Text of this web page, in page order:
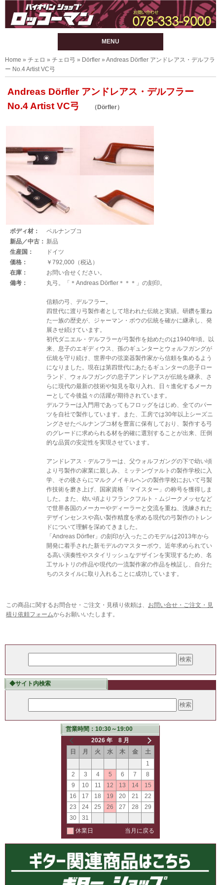
MENU
Home » チェロ » チェロ弓 » Dörfler » Andreas Dörfler アンドレアス・デルフラ
ー No.4 Artist VC弓
Andreas Dörfler アンドレアス・デルフラー
No.4 Artist VC弓
（Dörfler）
ボディ材：
ペルナンブコ
新品／中古： 新品
生産国：
ドイツ
価格：
￥792,000（税込）
在庫：
お問い合せください。
備考：
丸弓。「＊Andreas Dörfler＊＊＊」の刻印。
信頼の弓、デルフラー。
四世代に渡り弓製作者として培われた伝統と実績。研鑽を重ね
た一族の歴史が、ジャーマン・ボウの伝統を確かに継承し、発
展させ続けています。
初代ダニエル・デルフラーが弓製作を始めたのは1940年頃。以
来、息子のエギディウス、孫のギュンターとウォルフガングが
伝統を守り続け、世界中の弦楽器製作家から信頼を集めるよう
になりました。現在は第四世代にあたるギュンターの息子ロー
ランド、ウォルフガングの息子アンドレアスが伝統を継承、さ
らに現代の最新の技術や知見を取り入れ、日々進化するメーカ
ーとして今後益々の活躍が期待されています。
デルフラーは入門用であってもフロッグをはじめ、全てのパー
ツを自社で製作しています。また、工房では30年以上シーズニ
ングさせたペルナンブコ材を豊富に保有しており、製作する弓
のグレードに求められる材を的確に選別することが出来、圧倒
的な品質の安定性を実現させています。
アンドレアス・デルフラーは、父ウォルフガングの下で幼い頃
より弓製作の家業に親しみ、ミッテンヴァルトの製作学校に入
学、その後さらにマルクノイキルヘンの製作学校において弓製
作技術を磨き上げ、国家資格「マイスター」の称号を獲得しま
した。また、幼い頃よりフランクフルト・ムジークメッセなど
で世界各国のメーカーやディーラーと交流を重ね、洗練された
デザインセンスや高い製作精度を求める現代の弓製作のトレン
ドについて理解を深めてきました。
「Andreas Dörfler」の刻印が入ったこのモデルは2013年から
開発に着手された新モデルのマスターボウ。近年求められてい
る高い演奏性やスタイリッシュなデザインを実現するため、名
工サルトリの作品や現代の一流製作家の作品を検証し、自分た
ちのスタイルに取り入れることに成功しています。
この商品に関するお問合せ・ご注文・見積り依頼は、 お問い合せ・ご注文・見
積り依頼フォームからお願いいたします。
◆サイト内検索
営業時間：10:30～19:00
2026 年 8 月
日
月 火 水 木 金
土
1
2
3 4 5 6 7
8
9
10 11 12 13 14
15
16
17 18 19 20 21
22
23
24 25 26 27 28
29
30
31
休業日
当月に戻る